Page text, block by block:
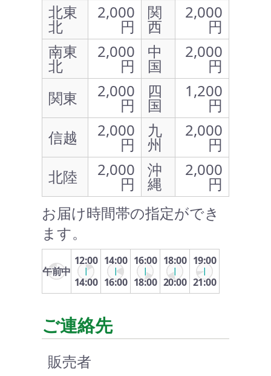
北東
北
2,000
円
関
西
2,000
円
南東
北
2,000
円
中
国
2,000
円
関東
2,000
円
四
国
1,200
円
信越
2,000
円
九
州
2,000
円
北陸
2,000
円
沖
縄
2,000
円
お届け時間帯の指定ができ
ます。
午前中
12:00
14:00
14:00
16:00
16:00
18:00
18:00
20:00
19:00
21:00
ご連絡先
販売者